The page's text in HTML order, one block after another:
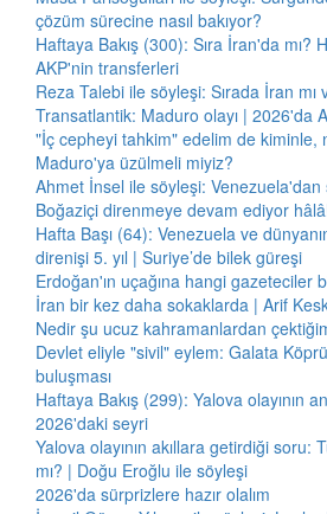
çözüm sürecine nasıl bakıyor?
Haftaya Bakış (300): Sıra İran'da mı?
AKP'nin transferleri
Reza Talebi ile söyleşi: Sırada İran mı
Transatlantik: Maduro olayı | 2026'da
"İç cepheyi tahkim" edelim de kiminle,
Maduro'ya üzülmeli miyiz?
Ahmet İnsel ile söyleşi: Venezuela'dan
Boğaziçi direnmeye devam ediyor
Hafta Başı (64): Venezuela ve
direnişi 5. yıl | Suriye’de bilek güreşi
Erdoğan'ın uçağına hangi gazeteciler
İran bir kez daha sokaklarda | Arif
Nedir şu ucuz kahramanlardan
Devlet eliyle "sivil" eylem: Galata
buluşması
Haftaya Bakış (299): Yalova olayının
2026'daki seyri
Yalova olayının akıllara getirdiği soru:
mı? | Doğu Eroğlu ile söyleşi
2026'da sürprizlere hazır olalım